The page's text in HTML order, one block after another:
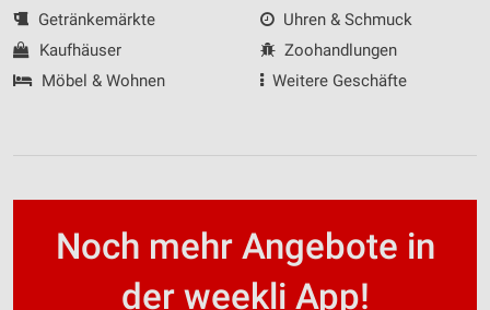
Getränkemärkte
Kaufhäuser
Möbel & Wohnen
Uhren & Schmuck
Zoohandlungen
Weitere Geschäfte
Noch mehr Angebote in
der weekli App!